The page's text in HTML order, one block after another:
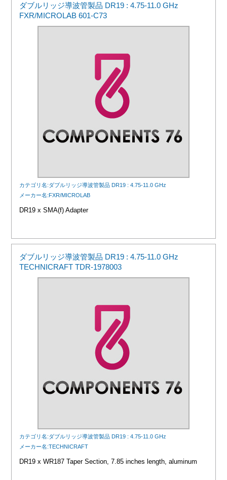
ダブルリッジ導波管製品 DR19 : 4.75-11.0 GHz
FXR/MICROLAB 601-C73
カテゴリ名:ダブルリッジ導波管製品 DR19 : 4.75-11.0 GHz
メーカー名:FXR/MICROLAB
DR19 x SMA(f) Adapter
ダブルリッジ導波管製品 DR19 : 4.75-11.0 GHz
TECHNICRAFT TDR-1978003
カテゴリ名:ダブルリッジ導波管製品 DR19 : 4.75-11.0 GHz
メーカー名:TECHNICRAFT
DR19 x WR187 Taper Section, 7.85 inches length, aluminum